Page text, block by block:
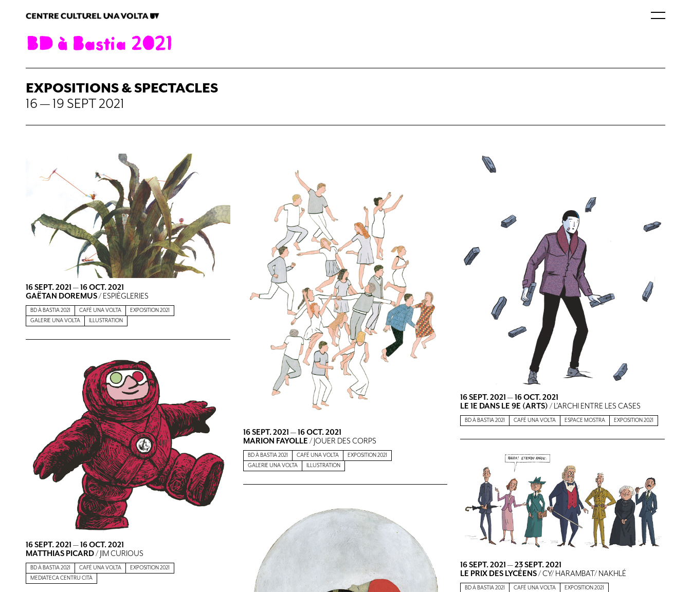
EXPOSITIONS & SPECTACLES
16 — 19 SEPT 2021
16 SEPT. 2021 —16 OCT. 2021
GAËTAN DOREMUS/ ESPIÈGLERIES
BD À BASTIA 2021 CAFÉ UNA VOLTA
EXPOSITION 2021
GALERIE UNA VOLTA
ILLUSTRATION
16 SEPT. 2021 —16 OCT. 2021
MARION FAYOLLE / JOUER DES CORPS
BD À BASTIA 2021 CAFÉ UNA VOLTA
EXPOSITION 2021
GALERIE UNA VOLTA
ILLUSTRATION
16 SEPT. 2021 —16 OCT. 2021
LE 1E DANS LE 9E (ARTS) / L’ARCHI ENTRE LES CASES
BD À BASTIA 2021 CAFÉ UNA VOLTA ESPACE MOSTRA EXPOSITION 2021
16 SEPT. 2021 —16 OCT. 2021
MATTHIAS PICARD/ JIM CURIOUS
BD À BASTIA 2021 CAFÉ UNA VOLTA
EXPOSITION 2021
MEDIATECA CENTRU CITÀ
16 SEPT. 2021 —23 SEPT. 2021
LE PRIX DES LYCÉENS/ CY/ HARAMBAT/ NAKHLÉ
BD À BASTIA 2021 CAFÉ UNA VOLTA
EXPOSITION 2021